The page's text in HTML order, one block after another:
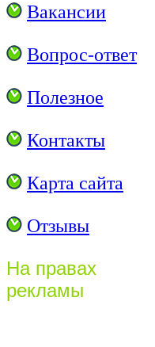
Вакансии
Вопрос-ответ
Полезное
Контакты
Карта сайта
Отзывы
На правах
рекламы